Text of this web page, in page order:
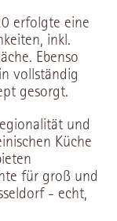
erfolgte eine
inkl.
Ebenso
vollständig
gesorgt.
und
Küche
für groß und
- echt,